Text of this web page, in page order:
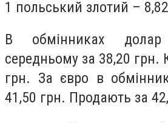
1 польський злотий –
В обмінниках
середньому за 38,20 грн.
грн. За євро в
41,50 грн. Продають за